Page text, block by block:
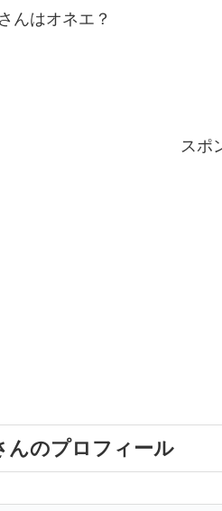
んはオネエ？
スポ
んのプロフィール